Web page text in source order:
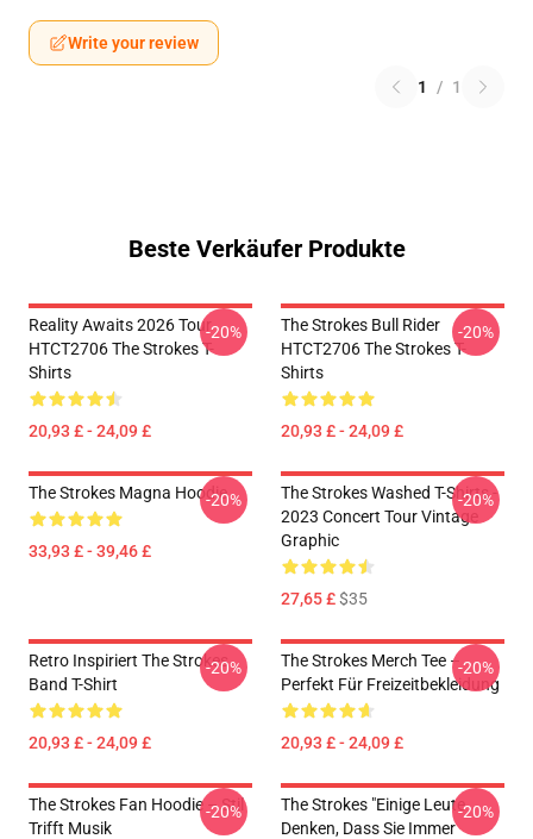
Write your review
1 / 1
Beste Verkäufer Produkte
Reality Awaits 2026 Tour
HTCT2706 The Strokes T-
Shirts
20,93 £ - 24,09 £
-20%
The Strokes Bull Rider
HTCT2706 The Strokes T-
Shirts
20,93 £ - 24,09 £
-20%
The Strokes Magna Hoodie
33,93 £ - 39,46 £
-20%
The Strokes Washed T-Shirts -
2023 Concert Tour Vintage
Graphic
27,65 £$35
-20%
Retro Inspiriert The Strokes
Band T-Shirt
20,93 £ - 24,09 £
-20%
The Strokes Merch Tee –
Perfekt Für Freizeitbekleidung
20,93 £ - 24,09 £
-20%
The Strokes Fan Hoodie – Stil
Trifft Musik
-20%
The Strokes "Einige Leute
Denken, Dass Sie Immer
-20%